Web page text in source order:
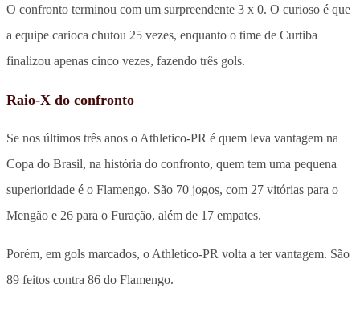
O confronto terminou com um surpreendente 3 x 0. O curioso é que
a equipe carioca chutou 25 vezes, enquanto o time de Curtiba
finalizou apenas cinco vezes, fazendo três gols.
Raio-X do confronto
Se nos últimos três anos o Athletico-PR é quem leva vantagem na
Copa do Brasil, na história do confronto, quem tem uma pequena
superioridade é o Flamengo. São 70 jogos, com 27 vitórias para o
Mengão e 26 para o Furação, além de 17 empates.
Porém, em gols marcados, o Athletico-PR volta a ter vantagem. São
89 feitos contra 86 do Flamengo.